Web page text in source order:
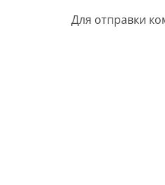
Для отправки